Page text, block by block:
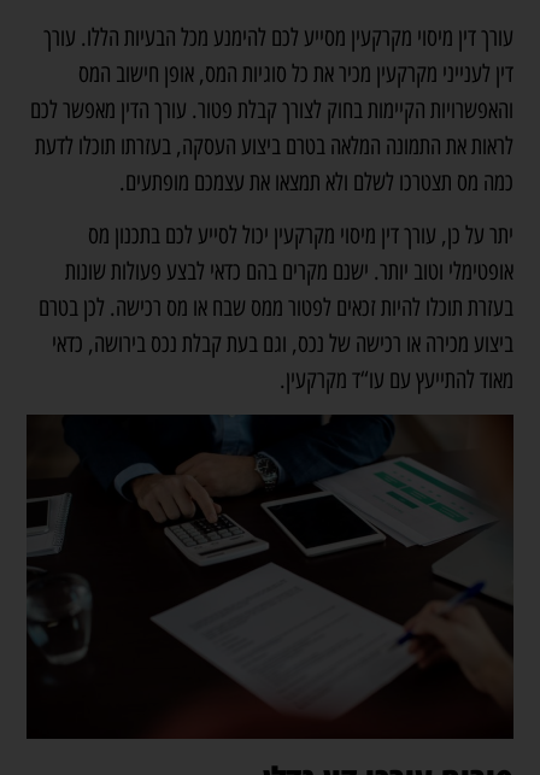
עורך דין מיסוי מקרקעין מסייע לכם להימנע מכל הבעיות הללו. עורך
דין לענייני מקרקעין מכיר את כל סוגיות המס, אופן חישוב המס
והאפשרויות הקיימות בחוק לצורך קבלת פטור. עורך הדין מאפשר לכם
לראות את התמונה המלאה בטרם ביצוע העסקה, בעזרתו תוכלו לדעת
כמה מס תצטרכו לשלם ולא תמצאו את עצמכם מופתעים.
יתר על כן, עורך דין מיסוי מקרקעין יכול לסייע לכם בתכנון מס
אופטימלי וטוב יותר. ישנם מקרים בהם כדאי לבצע פעולות שונות
בעזרת תוכלו להיות זכאים לפטור ממס שבח או מס רכישה. לכן בטרם
ביצוע מכירה או רכישה של נכס, וגם בעת קבלת נכס בירושה, כדאי
מאוד להתייעץ עם עו“ד מקרקעין.